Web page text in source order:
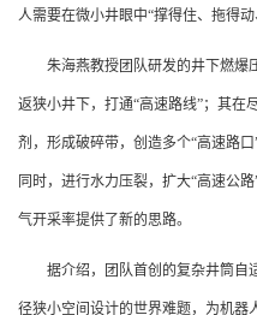
人需要在微小井眼中“撑得住、拖得
朱海燕教授团队研发的井下燃爆
返狭小井下，打通“高速路线”；其在
剂，形成破碎带，创造多个“高速路
同时，进行水力压裂，扩大“高速公
气开采率提供了新的思路。
据介绍，团队首创的复杂井筒自
径狭小空间设计的世界难题，为机器